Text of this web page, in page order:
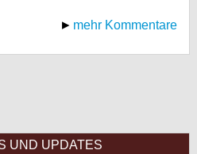
mehr Kommentare
UND UPDATES